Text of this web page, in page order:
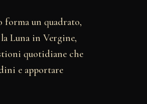
forma un quadrato,
Luna in Vergine,
quotidiane che
e apportare